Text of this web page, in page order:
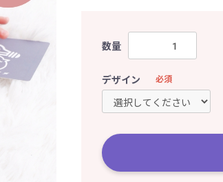
数量
デザイン 必須